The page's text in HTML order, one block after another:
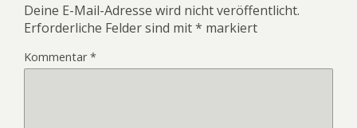
Deine E-Mail-Adresse wird nicht veröffentlicht.
Erforderliche Felder sind mit* markiert
Kommentar*